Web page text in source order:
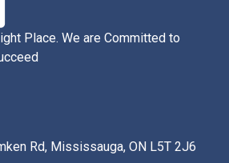
Place. We are Committed to
Rd, Mississauga, ON L5T 2J6